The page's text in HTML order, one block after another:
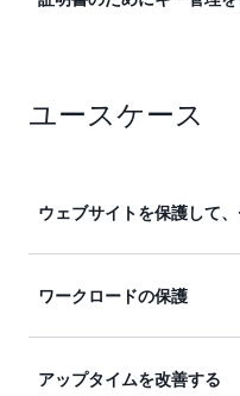
び保存する際には、強
詳細を確認する
ユースケース
ウェブサイトを保護して
ウェブサイトやアプ
ワークロードの保護
サーバー、モバイル
アップタイムを改善する